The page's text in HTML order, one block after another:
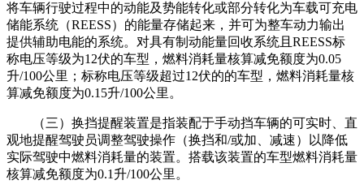
将车辆行驶过程中的动能及势能转化或部分转化为车载可充电
储能系统（REESS）的能量存储起来，并可为整车动力输出
提供辅助电能的系统。对具有制动能量回收系统且REESS标
称电压等级为12伏的车型，燃料消耗量核算减免额度为0.05
升/100公里；标称电压等级超过12伏的的车型，燃料消耗量核
算减免额度为0.15升/100公里。
（三）换挡提醒装置是指装配于手动挡车辆的可实时、直
观地提醒驾驶员调整驾驶操作（换挡和/或加、减速）以降低
实际驾驶中燃料消耗量的装置。搭载该装置的车型燃料消耗量
核算减免额度为0.1升/100公里。